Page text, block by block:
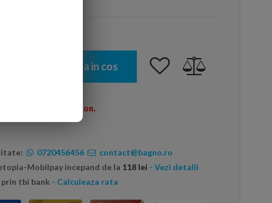
Adauga in cos
peste 600 Ron.
0720456456
contact@bagno.ro
Mobilpay incepand de la 118 lei - Vezi detalii
tbi bank - Calculeaza rata